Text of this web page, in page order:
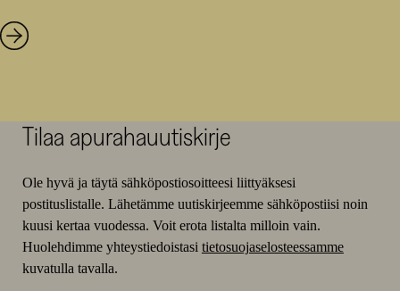
Tilaa apurahauutiskirje
Ole hyvä ja täytä sähköpostiosoitteesi liittyäksesi
postituslistalle. Lähetämme uutiskirjeemme sähköpostiisi noin
kuusi kertaa vuodessa. Voit erota listalta milloin vain.
Huolehdimme yhteystiedoistasi tietosuojaselosteessamme
kuvatulla tavalla.